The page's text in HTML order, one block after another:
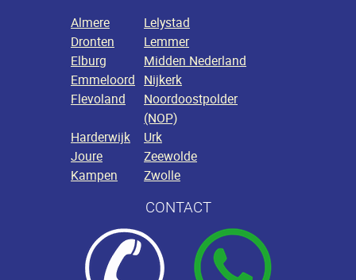
Almere
Lelystad
Dronten
Lemmer
Elburg
Midden Nederland
Emmeloord Nijkerk
Flevoland
Noordoostpolder
(NOP)
Harderwijk
Urk
Joure
Zeewolde
Kampen
Zwolle
CONTACT